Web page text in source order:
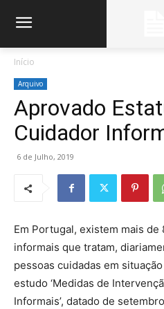
Início
Arquivo
Aprovado
Cuidador
6 de Julho, 2019
Em Portugal, existem mais
informais que tratam,
pessoas cuidadas em
estudo ‘Medidas de
Informais’, datado de